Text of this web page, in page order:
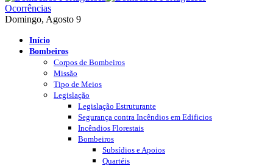
Ocorrências
Domingo, Agosto 9
Início
Bombeiros
Corpos de Bombeiros
Missão
Tipo de Meios
Legislação
Legislação Estruturante
Segurança contra Incêndios em Edificios
Incêndios Florestais
Bombeiros
Subsídios e Apoios
Quartéis